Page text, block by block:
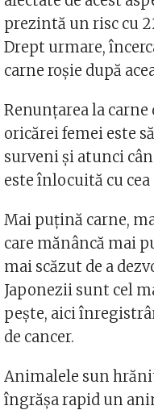
prezintă un risc cu
Drept urmare,
carne roşie după
Renunţarea la
oricărei femei este
surveni şi atunci
este înlocuită cu cea
Mai puţină carne,
care mănâncă mai
mai scăzut de a
Japonezii sunt cel
peşte, aici
de cancer.
Animalele sun
îngrăşa rapid un